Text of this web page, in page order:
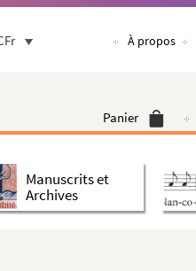
À propos
Panier
Manuscrits et
Archives